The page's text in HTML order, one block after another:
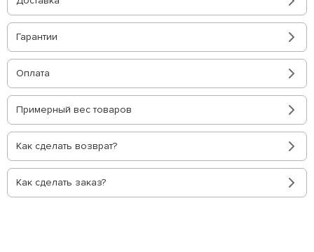
Гарантии
Оплата
Примерный вес товаров
Как сделать возврат?
Как сделать заказ?